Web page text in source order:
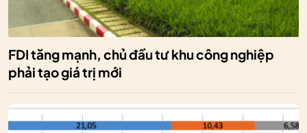
FDI tăng mạnh, chủ đầu tư khu công nghiệp
phải tạo giá trị mới